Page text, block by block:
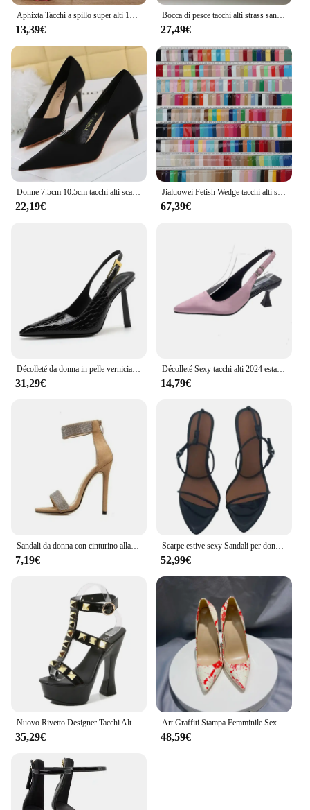
Aphixta Tacchi a spillo super alti 12 cm / 10 cm Fibbia della cintura Décolleté in pelle verniciata Scarpe da donna Punta a punta Party Big Size 48 49 50
13,39€
Bocca di pesce tacchi alti strass sandali con cinturino estivo trasparente scarpe di cristallo aperte da donna Sexy Stiletto da donna
27,49€
Donne 7.5cm 10.5cm tacchi alti scarpe décolleté di seta Lady verde viola rosso Fetish matrimonio da sposa tacchi medi bassi scarpe da sera per feste
22,19€
Jialuowei Fetish Wedge tacchi alti sandali donna 18cm tacco Super alto suola con zeppa piattaforma Sexy cinturino alla caviglia pompe scarpe Unisex
67,39€
Décolleté da donna in pelle verniciata moda stile stella Décolleté estivi con punta quadrata e fibbia in metallo Scarpe eleganti eleganti con tacco alto sottile
31,29€
Décolleté Sexy tacchi alti 2024 estate tendenza scarpe da donna tacchi a spillo sandali a punta moda fibbia posteriore donna tacchi a spillo Party
14,79€
Sandali da donna con cinturino alla caviglia 2023 Moda estiva strass Tacchi alti sottili Sandali gladiatore Fascia stretta Abito da festa Scarpe con pompa
7,19€
Scarpe estive sexy Sandali per donna Taglia grande 45 Tacchi alti Infradito Cinghie strette Scarpe da ballo per feste di nozze Calzature da donna
52,99€
Nuovo Rivetto Designer Tacchi Alti 2022 Moda Piattaforma Spessa Club Donne Pompe Modelli Estivi Sexy Sandali Bianco Nero Rosso Donna Scarpa
35,29€
Art Graffiti Stampa Femminile Sexy Tacco A Spillo Tacco Alto 10Cm Patchwork Ladies Party Scarpe a Punta Décolleté Colore Plus Size 34-45
48,59€